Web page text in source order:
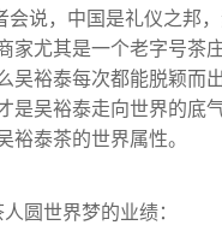
会说，中国是礼仪之邦
家尤其是一个老字号茶
吴裕泰每次都能脱颖而
是吴裕泰走向世界的底
裕泰茶的世界属性。
圆世界梦的业绩：